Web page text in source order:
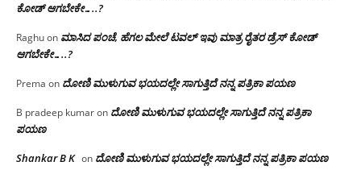
ಕೋಡ್ ಆಗಬೇಕೇ…..?‌
Raghuon ಮಾಸಿದ ಪಂಚೆ, ಹೆಗಲ ಮೇಲೆ ಟವಲ್‌ ಇವು ಮಾತ್ರ ರೈತರ ಡ್ರೆಸ್‌ ಕೋಡ್
ಆಗಬೇಕೇ…..?‌
Prema on ದೋಣಿ ಮುಳುಗುವ ಭಯದಲ್ಲೇ ಸಾಗುತ್ತಿದೆ ನನ್ನ ಪತ್ರಿಕಾ ಪಯಣ
B pradeep kumaron ದೋಣಿ ಮುಳುಗುವ ಭಯದಲ್ಲೇ ಸಾಗುತ್ತಿದೆ ನನ್ನ ಪತ್ರಿಕಾ
ಪಯಣ
Shankar B K on ದೋಣಿ ಮುಳುಗುವ ಭಯದಲ್ಲೇ ಸಾಗುತ್ತಿದೆ ನನ್ನ ಪತ್ರಿಕಾ ಪಯಣ